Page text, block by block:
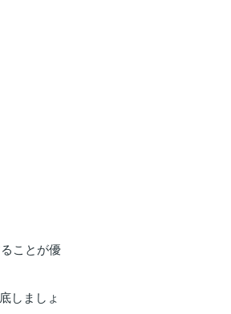
ことが優
しましょ